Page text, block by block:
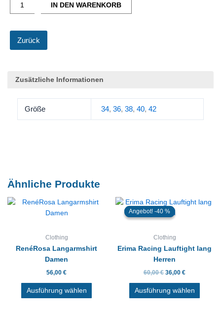
IN DEN WARENKORB
Zurück
Zusätzliche Informationen
Größe 34,36,38,40,42
Ähnliche Produkte
Clothing
RenéRosa Langarmshirt
Damen
56,00 €
Ausführung wählen
Dieses
Varianten
auf
Angebot!
Angebot!
Clothing
Erima Racing Lauftight lang
Herren
60,00€
Ursprünglicher
Preis
war:
36,00 €
Aktueller
Preis
Ausführung wählen
Dieses
auf